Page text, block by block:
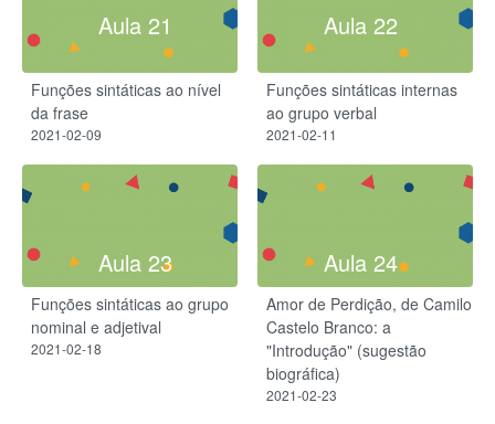
Aula 21
Funções sintáticas ao nível
da frase
2021-02-09
Aula 22
Funções sintáticas internas
ao grupo verbal
2021-02-11
Aula 23
Funções sintáticas ao grupo
nominal e adjetival
2021-02-18
Aula 24
Amor de Perdição, de Camilo
Castelo Branco: a
"Introdução" (sugestão
biográfica)
2021-02-23